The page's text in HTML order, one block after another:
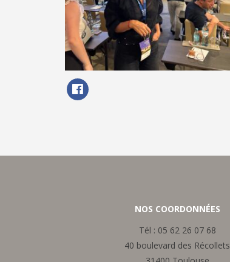
NOS COORDONNÉES
Tél : 05 62 26 07 68
40 boulevard des Récollets